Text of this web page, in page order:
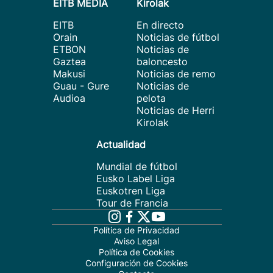
EITB MEDIA
EITB
Orain
ETBON
Gaztea
Makusi
Guau - Gure
Audioa
Kirolak
En directo
Noticias de fútbol
Noticias de
baloncesto
Noticias de remo
Noticias de
pelota
Noticias de Herri
Kirolak
Actualidad
Mundial de fútbol
Eusko Label Liga
Euskotren Liga
Tour de Francia
Política de Privacidad
Aviso Legal
Política de Cookies
Configuración de Cookies